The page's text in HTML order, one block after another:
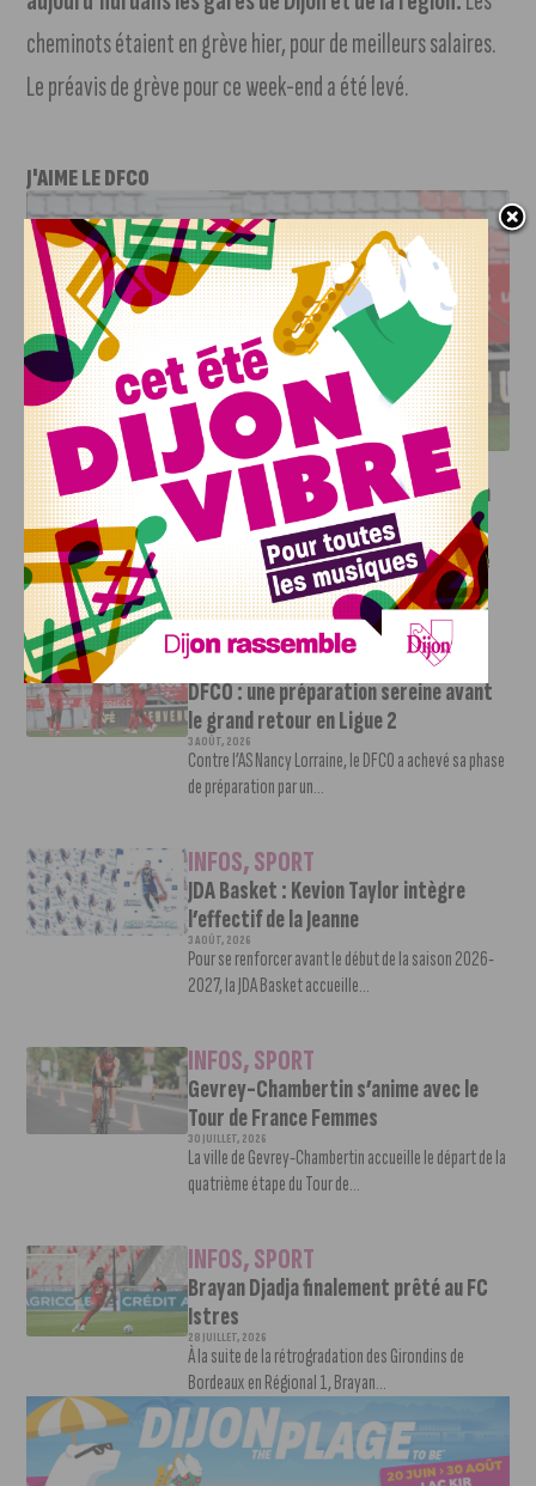
cheminots étaient en grève hier, pour de meilleurs salaires.
Le préavis de grève pour ce week-end a été levé.
J'AIME LE DFCO
DFCO : UNE PRÉPARATION SEREINE AVANT LE GRAND
RETOUR EN LIGUE 2
INFOS,SPORT
Faire le tour de la Côte-d’Or à vélo en
trois jours : le défi de Victor Bosoni
5 AOÛT, 2026
Le challenge que s’apprête à relever l’ultra-cycliste
Victor Bosoni est simple : parcourir 571...
INFOS,SPORT
DFCO : une préparation sereine avant
le grand retour en Ligue 2
3 AOÛT, 2026
Contre l’AS Nancy Lorraine, le DFCO a achevé sa phase
de préparation par un...
INFOS,SPORT
JDA Basket : Kevion Taylor intègre
l’effectif de la Jeanne
3 AOÛT, 2026
Pour se renforcer avant le début de la saison 2026-
2027, la JDA Basket accueille...
INFOS,SPORT
Gevrey-Chambertin s’anime avec le
Tour de France Femmes
30 JUILLET, 2026
La ville de Gevrey-Chambertin accueille le départ de la
quatrième étape du Tour de...
INFOS,SPORT
Brayan Djadja finalement prêté au FC
Istres
28 JUILLET, 2026
À la suite de la rétrogradation des Girondins de
Bordeaux en Régional 1, Brayan...